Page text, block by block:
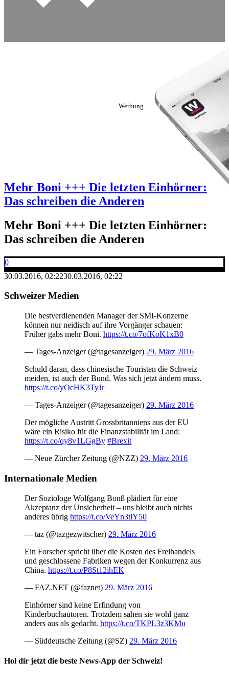
Mehr Boni +++ Die letzten Einhörner:
Das schreiben die Anderen
Mehr Boni +++ Die letzten Einhörner:
Das schreiben die Anderen
0
30.03.2016, 02:2230.03.2016, 02:22
Schweizer Medien
Die bestverdienenden Manager der SMI-Konzerne
können nur neidisch auf ihre Vorgänger schauen:
Früher gabs mehr Boni. https://t.co/7ofKoK1xB0
— Tages-Anzeiger (@tagesanzeiger) 29. März 2016
Schuld daran, dass chinesische Touristen die Schweiz
meiden, ist auch der Bund. Was sich jetzt ändern muss.
https://t.co/yOcHK3TyJr
— Tages-Anzeiger (@tagesanzeiger) 29. März 2016
Der mögliche Austritt Grossbritanniens aus der EU
wäre ein Risiko für die Finanzstabilität im Land:
https://t.co/qy8v1LGgBy #Brexit
— Neue Zürcher Zeitung (@NZZ) 29. März 2016
Internationale Medien
Der Soziologe Wolfgang Bonß plädiert für eine
Akzeptanz der Unsicherheit – uns bleibt auch nichts
anderes übrig https://t.co/VeYn3tlY50
— taz (@tazgezwitscher) 29. März 2016
Ein Forscher spricht über die Kosten des Freihandels
und geschlossene Fabriken wegen der Konkurrenz aus
China. https://t.co/P8St12ihEK
— FAZ.NET (@faznet) 29. März 2016
Einhörner sind keine Erfindung von
Kinderbuchautoren. Trotzdem sahen sie wohl ganz
anders aus als gedacht. https://t.co/TKPL3z3KMu
— Süddeutsche Zeitung (@SZ) 29. März 2016
Hol dir jetzt die beste News-App der Schweiz!